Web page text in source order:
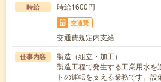
時給 時給1600円
交通費
交通費規定内支給
仕事内容
製造（組立・加工）
製造工程で発生する工業用水を
トの運転を支える業務です。